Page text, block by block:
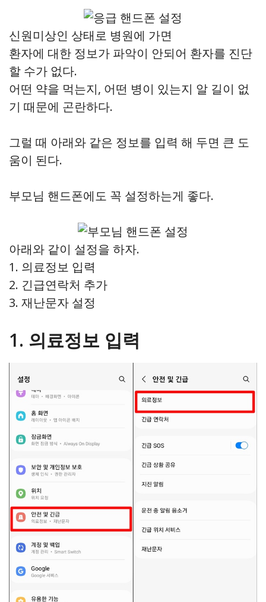
신원미상인 상태로 병원에 가면
환자에 대한 정보가 파악이 안되어 환자를 진단
할 수가 없다.
어떤 약을 먹는지, 어떤 병이 있는지 알 길이 없
기 때문에 곤란하다.
그럴 때 아래와 같은 정보를 입력 해 두면 큰 도
움이 된다.
부모님 핸드폰에도 꼭 설정하는게 좋다.
아래와 같이 설정을 하자.
1. 의료정보 입력
2. 긴급연락처 추가
3. 재난문자 설정
1. 의료정보 입력